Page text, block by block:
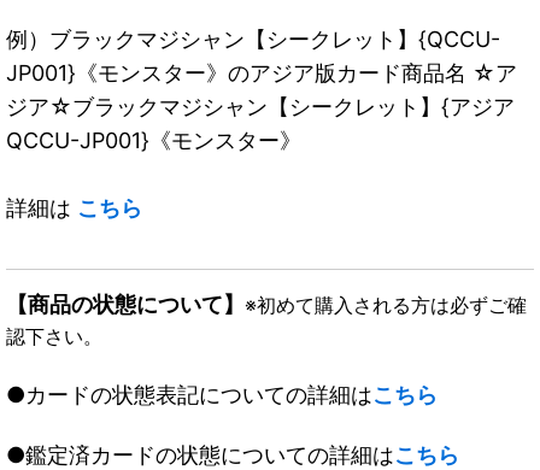
例）ブラックマジシャン【シークレット】{QCCU-
JP001}《モンスター》のアジア版カード商品名 ☆ア
ジア☆ブラックマジシャン【シークレット】{アジア
QCCU-JP001}《モンスター》
詳細は こちら
【商品の状態について】 ※初めて購入される方は必ずご確
認下さい。
●カードの状態表記についての詳細はこちら
●鑑定済カードの状態についての詳細はこちら